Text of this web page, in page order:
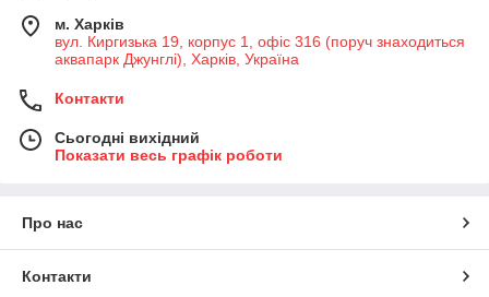
м. Харків
вул. Киргизька 19, корпус 1, офіс 316 (поруч знаходиться
аквапарк Джунглі), Харків, Україна
Контакти
Сьогодні вихідний
Показати весь графік роботи
Про нас
Контакти